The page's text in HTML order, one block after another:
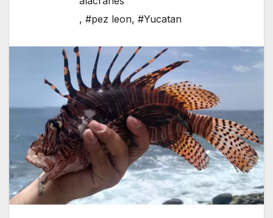
, #pez leon, #Yucatan